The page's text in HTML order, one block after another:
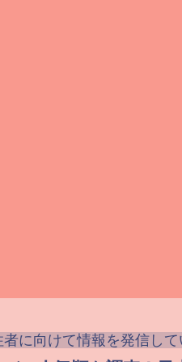
に向けて情報を発信し